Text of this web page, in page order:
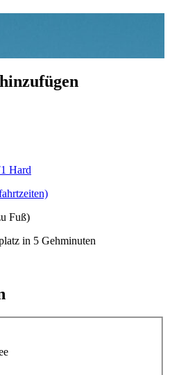
Hard
Fuß)
in 5 Gehminuten